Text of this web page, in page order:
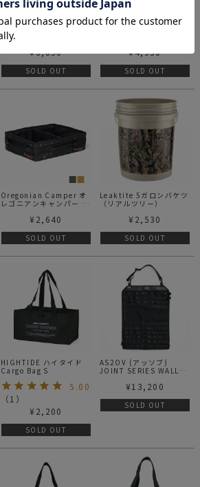
Backetboss バケットボ
ス バケッター 30
¥6,050
SOLD OUT
AS2OV アッソブ
グ コンテナ 19L (HB-
¥4,950
SOLD OUT
Oregonian Camper オ
レゴニアンキャンパー キ
¥ 2,640
SOLD OUT
Leaktite 5ガロンバケツ
（リアルツリー）
¥ 2,530
SOLD OUT
HIGHTIDE ハイタイド
Cargo Bag S
5.00
（1 ）
¥ 2,200
SOLD OUT
AS2OV (アッソブ)
JOINT SERIES WALL
ト 151900
¥13,200
SOLD OUT